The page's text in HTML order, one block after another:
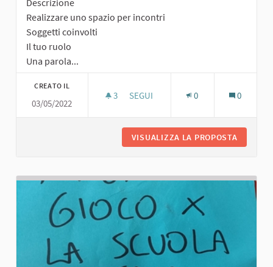
Descrizione
Realizzare uno spazio per incontri
Soggetti coinvolti
Il tuo ruolo
Una parola...
CREATO IL
03/05/2022
3 3 SOSTENITORI
SEGUI 0 0
VISUALIZZA LA PROPOSTA